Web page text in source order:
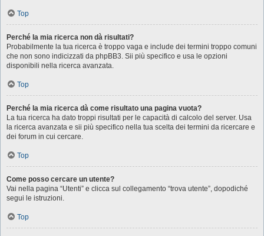
Top
Perché la mia ricerca non dà risultati?
Probabilmente la tua ricerca è troppo vaga e include dei termini troppo comuni
che non sono indicizzati da phpBB3. Sii più specifico e usa le opzioni
disponibili nella ricerca avanzata.
Top
Perché la mia ricerca dà come risultato una pagina vuota?
La tua ricerca ha dato troppi risultati per le capacità di calcolo del server. Usa
la ricerca avanzata e sii più specifico nella tua scelta dei termini da ricercare e
dei forum in cui cercare.
Top
Come posso cercare un utente?
Vai nella pagina “Utenti” e clicca sul collegamento “trova utente”, dopodiché
segui le istruzioni.
Top